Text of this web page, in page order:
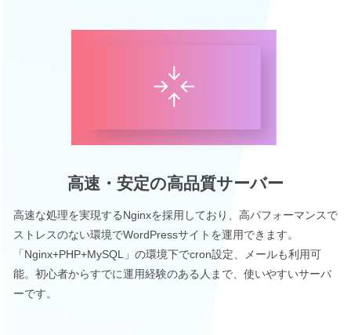
高速・安定の高品質サーバー
高速な処理を実現するNginxを採用しており、高パフォーマンスで
ストレスのない環境でWordPressサイトを運用できます。
「Nginx+PHP+MySQL」の環境下でcron設定、メールも利用可
能。初心者からすでに運用経験のある人まで、使いやすいサーバ
ーです。